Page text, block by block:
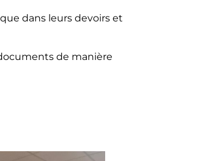
dans leurs devoirs et
de manière